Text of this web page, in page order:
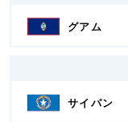
グアム
サイパン